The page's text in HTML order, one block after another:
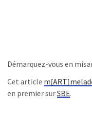
Démarquez-vous en
Cet article
en premier surSBE.